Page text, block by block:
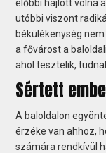
előbbi hajlott volna
utóbbi viszont
békülékenység
a fővárost a
ahol tesztelik,
Sértett
A baloldalon
érzéke van ahhoz,
számára rendkívül